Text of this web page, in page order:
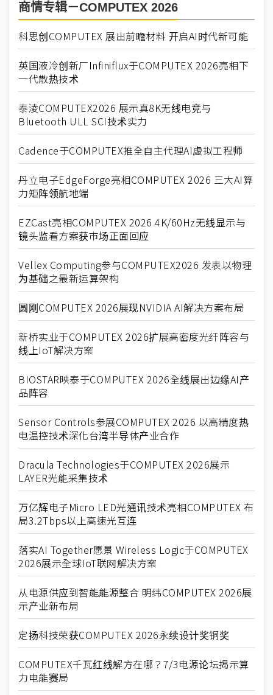
商情专辑－COMPUTEX 2026
科思创COMPUTEX 展出前瞻材料 开启AI时代新可能
英国液冷创新厂Infiniflux于COMPUTEX 2026亮相下
一代散热技术
泰淩COMPUTEX2026 展示真8K无线电竞与
Bluetooth ULL SCI技术实力
Cadence于COMPUTEX推全自主代理AI虚拟工程师
丹立电子EdgeForge亮相COMPUTEX 2026 三大AI算
力矩阵领航地端
EZCast亮相COMPUTEX 2026 4K/60Hz无线显示与
镜头监看方案获市场正面回应
Vellex Computing参与COMPUTEX2026 发表以物理
为基础之最新运算架构
圆刚COMPUTEX 2026展现NVIDIA AI解决方案布局
新桥实业于COMPUTEX 2026扩展高密度光纤阵容与
线上IoT解决方案
BIOSTAR映泰于COMPUTEX 2026全线展出边缘AI产
品阵容
Sensor Controls参展COMPUTEX 2026 以高精度热
电温控技术深化台湾半导体产业合作
Dracula Technologies于COMPUTEX 2026展示
LAYER光能采集技术
万亿辉电子Micro LED光通讯技术亮相COMPUTEX 布
局3.2Tbps以上高速光互连
落实AI Together愿景 Wireless Logic于COMPUTEX
2026展示全球IoT联网解决方案
从电源供应到智能能源整合 明纬COMPUTEX 2026展
示产业新布局
定扬科技荣获COMPUTEX 2026永续设计奖铜奖
COMPUTEX千瓦红线解方在哪？7/3电源论坛揭示算
力电能赛局